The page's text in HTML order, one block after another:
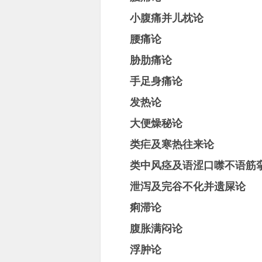
小腹痛并儿枕论
腰痛论
胁肋痛论
手足身痛论
发热论
大便燥秘论
类疟及寒热往来论
类中风痉及语涩口噤不语筋
泄泻及完谷不化并遗屎论
痢滞论
腹胀满闷论
浮肿论